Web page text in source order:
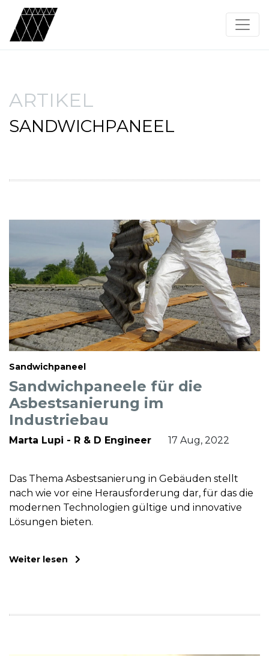
ARTIKEL
SANDWICHPANEEL
Sandwichpaneel
Sandwichpaneele für die
Asbestsanierung im
Industriebau
Marta Lupi - R & D Engineer 17 Aug, 2022
Das Thema Asbestsanierung in Gebäuden stellt
nach wie vor eine Herausforderung dar, für das die
modernen Technologien gültige und innovative
Lösungen bieten.
Weiter lesen